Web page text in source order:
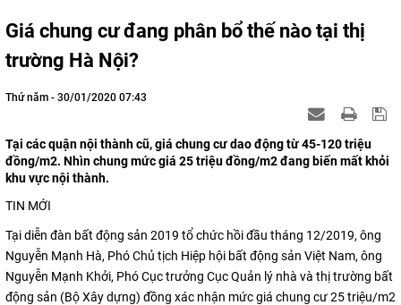
Giá chung cư đang phân bổ thế nào tại thị
trường Hà Nội?
Thứ năm - 30/01/2020 07:43
Tại các quận nội thành cũ, giá chung cư dao động từ 45-120 triệu
đồng/m2. Nhìn chung mức giá 25 triệu đồng/m2 đang biến mất khỏi
khu vực nội thành.
TIN MỚI
Tại diễn đàn bất động sản 2019 tổ chức hồi đầu tháng 12/2019, ông
Nguyễn Mạnh Hà, Phó Chủ tịch Hiệp hội bất động sản Việt Nam, ông
Nguyễn Mạnh Khởi, Phó Cục trưởng Cục Quản lý nhà và thị trường bất
động sản (Bộ Xây dựng) đồng xác nhận mức giá chung cư 25 triệu/m2